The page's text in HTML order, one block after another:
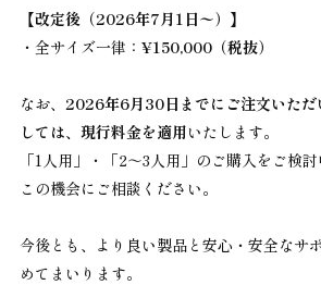
【改定後（2026年7月1日〜）】
・全サイズ一律： ¥150,000（税抜）
なお、 2026年6月30日までにご注文いただ
しては、現行料金を適用いたします。
「1人用」・「2～3人用」のご購入をご検
この機会にご相談ください。
今後とも、より良い製品と安心・安全なサ
めてまいります。